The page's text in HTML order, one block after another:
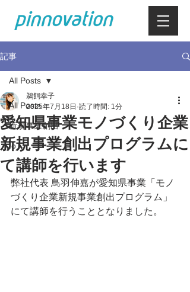
記事
All Posts
新規事業創出
IoT
All Posts
愛知県事業モノづくり企業
新規事業創出プログラムに
て講師を行います
鵜飼幸子
2025年7月18日 読了時間: 1分
弊社代表 鳥羽伸嘉が愛知県事業「モノ
づくり企業新規事業創出プログラム」
にて講師を行うこととなりました。